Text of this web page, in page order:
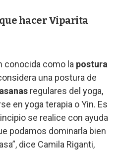
que hacer Viparita
conocida como la postura
una postura de
asanas regulares del yoga,
en yoga terapia o Yin. Es
se realice con ayuda
podamos dominarla bien
dice Camila Riganti,